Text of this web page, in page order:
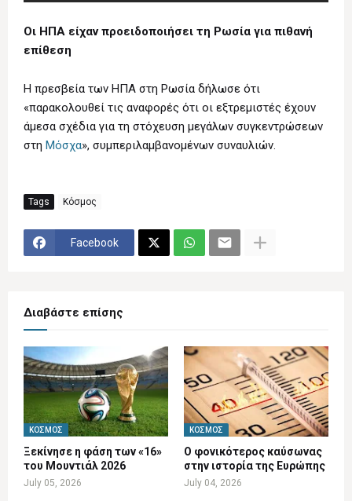
Οι ΗΠΑ είχαν προειδοποιήσει τη Ρωσία για πιθανή
επίθεση
Η πρεσβεία των ΗΠΑ στη Ρωσία δήλωσε ότι
«παρακολουθεί τις αναφορές ότι οι εξτρεμιστές έχουν
άμεσα σχέδια για τη στόχευση μεγάλων συγκεντρώσεων
στη Μόσχα», συμπεριλαμβανομένων συναυλιών.
Tags Κόσμος
Facebook
Διαβάστε επίσης
ΚΌΣΜΟΣ
Ξεκίνησε η φάση των «16»
του Μουντιάλ 2026
July 05, 2026
ΚΌΣΜΟΣ
Ο φονικότερος καύσωνας
στην ιστορία της Ευρώπης
July 04, 2026